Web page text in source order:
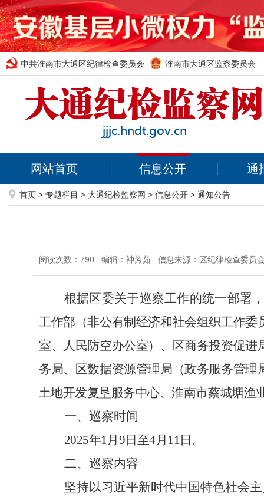
中共淮南市大通区纪律检查委员会 淮南市大通区监察委员会
网站首页 信息公开 通
首页 > 专题栏目 > 大通纪检监察网 > 信息公开 > 通知公告
阅读次数： 790 编辑：神芳茹 信息来源：区纪律检查委员
根据区委关于巡察工作的统一部署
工作部（非公有制经济和社会组织工作委
室、人民防空办公室）、区商务投资促进
务局、
区数据资源管理局（政务服务管理
土地开发复垦服务中心、淮南市蔡城塘渔
一、巡察时间
2025年1月 9日至4月 11日。
二、巡察内容
坚持以习近平新时代中国特色社会